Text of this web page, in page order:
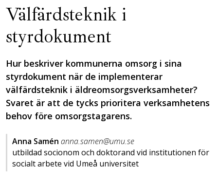
Välfärdsteknik i
styrdokument
Hur beskriver kommunerna omsorg i sina
styrdokument när de implementerar
välfärdsteknik i äldreomsorgsverksamheter?
Svaret är att de tycks prioritera verksamhetens
behov före omsorgstagarens.
Anna Samén anna.samen@umu.se
utbildad socionom och doktorand vid institutionen för
socialt arbete vid Umeå universitet